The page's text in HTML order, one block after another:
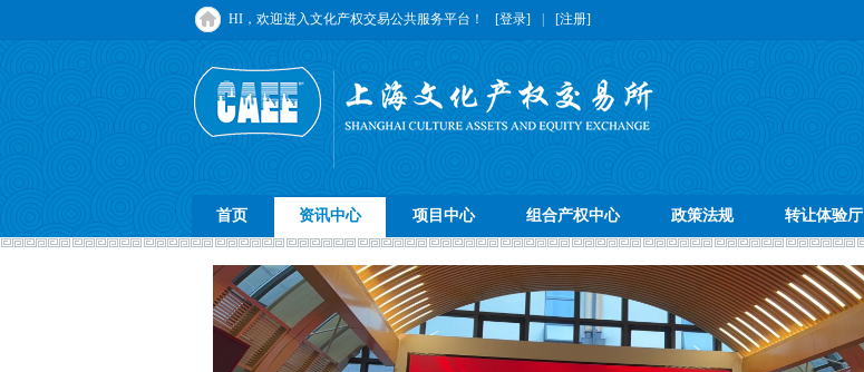
HI，欢迎进入文化产权交易公共服务平台！ [登录] [注册]
首页 资讯中心 项目中心 组合产权中心 政策法规 转让体验厅